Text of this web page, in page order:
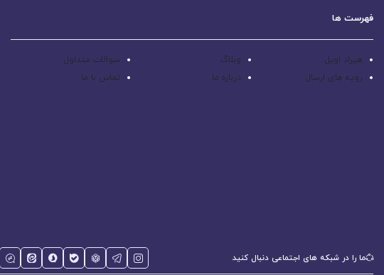
فهرست ها
هیراد اویل وبلاگ
سوالات متداول
رویه های ارسال
درباره ما تماس با ما
ما را در شبکه های اجتماعی دنبال کنید